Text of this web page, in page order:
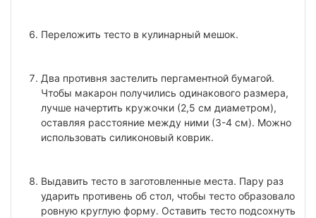
Переложить тесто в кулинарный мешок.
Два противня застелить пергаментной бумагой.
Чтобы макарон получились одинакового размера,
лучше начертить кружочки (2,5 см диаметром),
оставляя расстояние между ними (3-4 см). Можно
использовать силиконовый коврик.
Выдавить тесто в заготовленные места. Пару раз
ударить противень об стол, чтобы тесто образовало
ровную круглую форму. Оставить тесто подсохнуть